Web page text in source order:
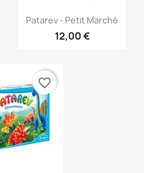
Aperçu rapide
Patarev - Petit Marché
12,00 €
favorite_border